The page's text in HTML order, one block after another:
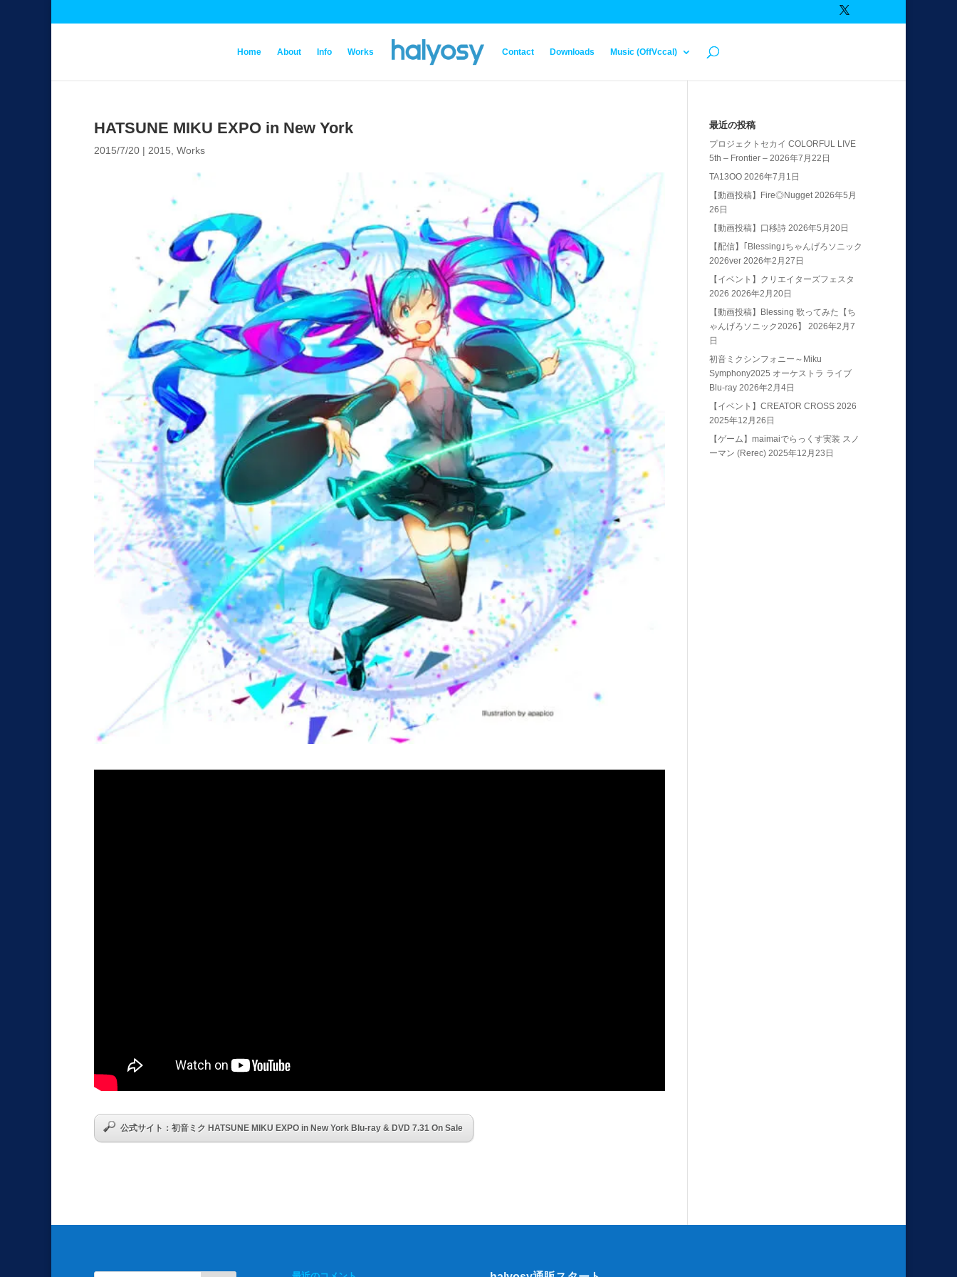
Home About Info Works Contact Downloads Music (OffVccal)
HATSUNE MIKU EXPO in New York
2015/7/20 | 2015 Works
公式サイト：初音ミク HATSUNE MIKU EXPO in New York Blu-ray & DVD 7.31 On Sale
最近の投稿
プロジェクトセカイ COLORFUL LIVE
5th – Frontier – 2026年7月22日
TA13OO 2026年7月1日
【動画投稿】Fire◎Nugget 2026年5月
26日
【動画投稿】口移詩 2026年5月20日
【配信】｢Blessing｣ちゃんげろソニック
2026ver 2026年2月27日
【イベント】クリエイターズフェスタ
2026 2026年2月20日
【動画投稿】Blessing 歌ってみた【ち
ゃんげろソニック2026】
2026年2月7
日
初音ミクシンフォニー～Miku
Symphony2025 オーケストラ ライブ
Blu-ray 2026年2月4日
【イベント】CREATOR CROSS 2026
2025年12月26日
【ゲーム】maimaiでらっくす実装 スノ
ーマン (Rerec) 2025年12月23日